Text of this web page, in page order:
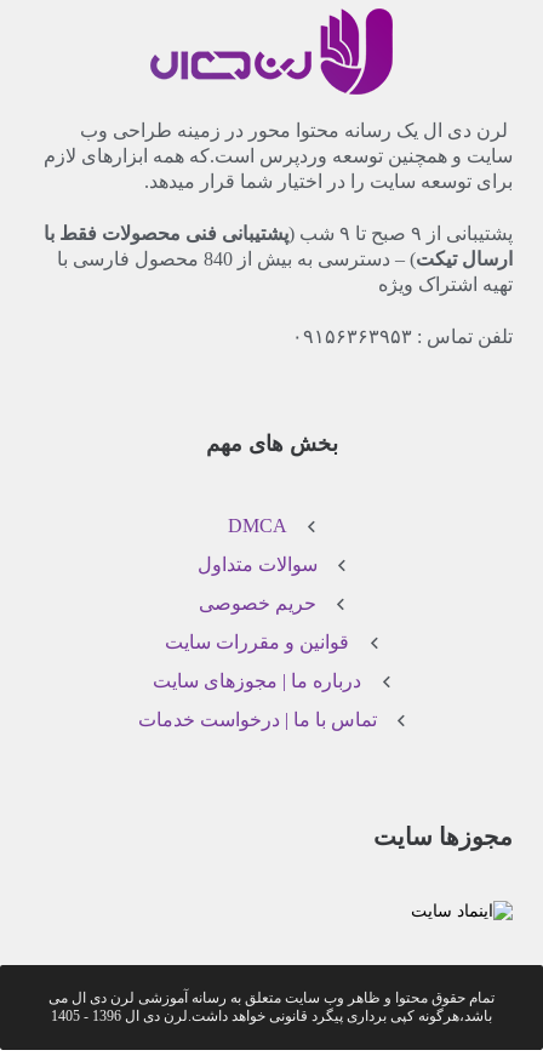
لرن دی ال یک رسانه محتوا محور در زمینه طراحی وب
سایت و همچنین توسعه وردپرس است.که همه ابزارهای لازم
برای توسعه سایت را در اختیار شما قرار میدهد.
پشتیبانی از ۹ صبح تا ۹ شب (پشتیبانی فنی محصولات فقط با
ارسال تیکت) – دسترسی به بیش از 840 محصول فارسی با
تهیه اشتراک ویژه
تلفن تماس : ۰۹۱۵۶۳۶۳۹۵۳
بخش های مهم
DMCA
سوالات متداول
حریم خصوصی
قوانین و مقررات سایت
درباره ما | مجوزهای سایت
تماس با ما | درخواست خدمات
مجوزها سایت
تمام حقوق محتوا و ظاهر وب سایت متعلق به رسانه آموزشی لرن دی ال می
باشد،هرگونه کپی برداری پیگرد قانونی خواهد داشت.لرن دی ال 1396 - 1405